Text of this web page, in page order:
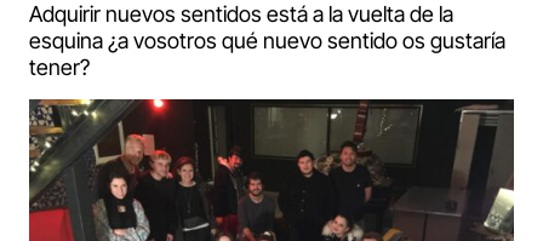
Adquirir nuevos sentidos está a la vuelta de la
esquina ¿a vosotros qué nuevo sentido os gustaría
tener?